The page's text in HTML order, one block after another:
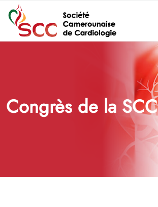
Congrès de la SCC